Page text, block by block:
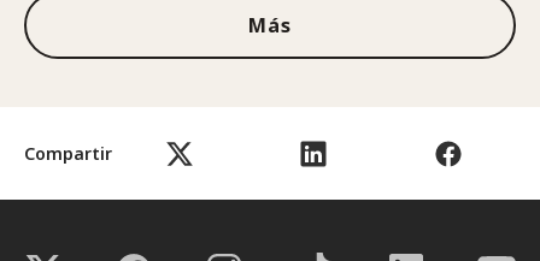
Compartir
Más